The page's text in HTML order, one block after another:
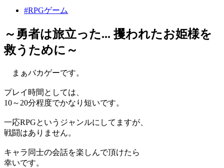
#RPGゲーム
～勇者は旅立った... 攫われたお姫様を
救うために～
まぁバカゲーです。
プレイ時間としては、
10～20分程度でかなり短いです。
一応RPGというジャンルにしてますが、
戦闘はありません。
キャラ同士の会話を楽しんで頂けたら
幸いです。